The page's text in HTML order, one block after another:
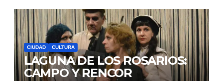
CIUDAD CULTURA
LAGUNA DE LOS ROSARIOS:
CAMPO Y RENCOR